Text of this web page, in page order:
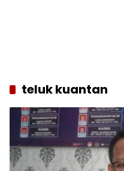
teluk kuantan